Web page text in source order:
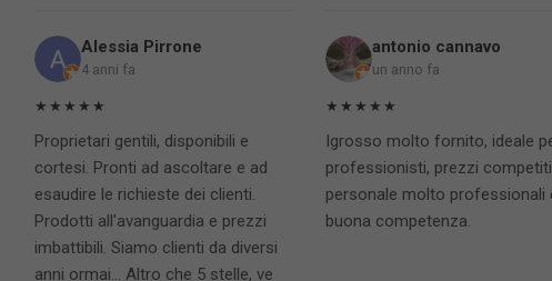
Alessia Pirrone
4 anni fa
★★★★★
Proprietari gentili, disponibili e
cortesi. Pronti ad ascoltare e ad
esaudire le richieste dei clienti.
Prodotti all'avanguardia e prezzi
imbattibili. Siamo clienti da diversi
anni ormai... Altro che 5 stelle, ve
antonio cannavo
un anno fa
★★★★★
Igrosso molto fornito, ideale
professionisti, prezzi
personale molto professionali
buona competenza.